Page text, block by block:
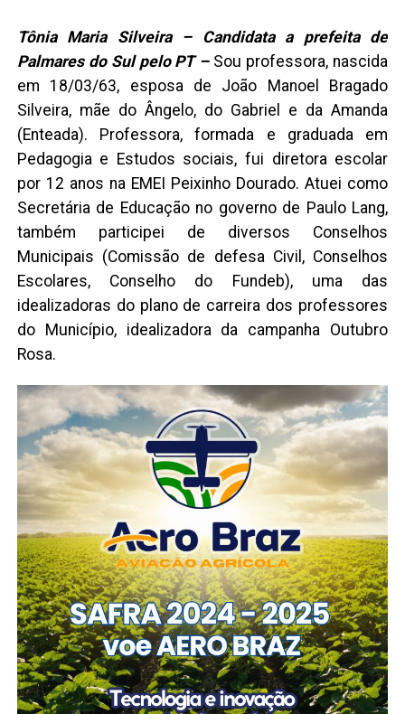
Tônia Maria Silveira – Candidata a prefeita de
Palmares do Sul pelo PT –Sou professora, nascida
em 18/03/63, esposa de João Manoel Bragado
Silveira, mãe do Ângelo, do Gabriel e da Amanda
(Enteada). Professora, formada e graduada em
Pedagogia e Estudos sociais, fui diretora escolar
por 12 anos na EMEI Peixinho Dourado. Atuei como
Secretária de Educação no governo de Paulo Lang,
também participei de diversos Conselhos
Municipais (Comissão de defesa Civil, Conselhos
Escolares, Conselho do Fundeb), uma das
idealizadoras do plano de carreira dos professores
do Município, idealizadora da campanha Outubro
Rosa.